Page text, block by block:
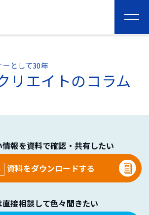
として30年
リエイトのコラム
情報を資料で確認・共有したい
資料をダウンロードする
直接相談して色々聞きたい